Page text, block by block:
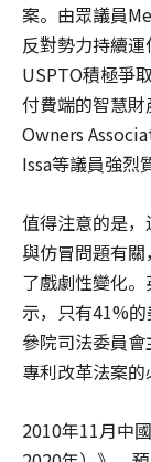
案。由眾議員
反對勢力持續
USPTO積極爭
付費端的智慧
Owners
Issa等議員強烈
值得注意的是
與仿冒問題有
了戲劇性變化
示，只有41%
參院司法委員
專利改革法案的
2010年11月中